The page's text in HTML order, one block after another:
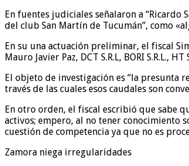
En fuentes judiciales señalaron a “Ricardo
del club San Martín de Tucumán”, como
En su una actuación preliminar, el fiscal
Mauro Javier Paz, DCT S.R.L, BORI S.R.L., HT
El objeto de investigación es “la presunta
través de las cuales esos caudales son
En otro orden, el fiscal escribió que sabe
activos; empero, al no tener conocimiento
cuestión de competencia ya que no es
Zamora niega irregularidades